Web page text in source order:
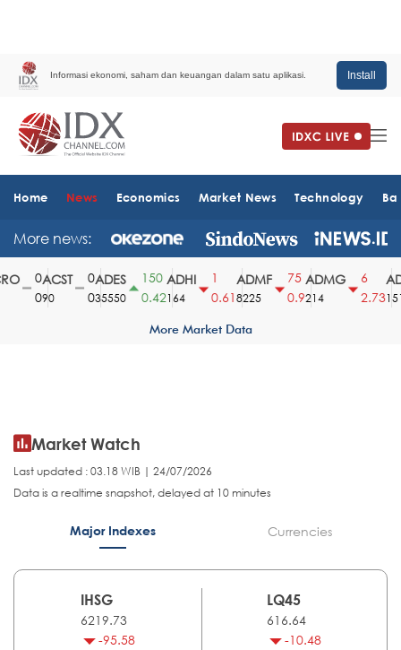
Informasi ekonomi, saham dan keuangan dalam satu aplikasi. Install
Home News Economics Market News Technology
More news:
ACST
90
ADES
35550
150
0.42
ADHI
164
0.61
ADMF
8225
75
0.9
ADMG
214
2.731510
More Market Data
Market Watch
Last updated : 03.18 WIB | 24/07/2026
Data is a realtime snapshot, delayed at 10 minutes
Major Indexes Currencies
IHSG
6219.73
-95.58
LQ45
616.64
-10.48